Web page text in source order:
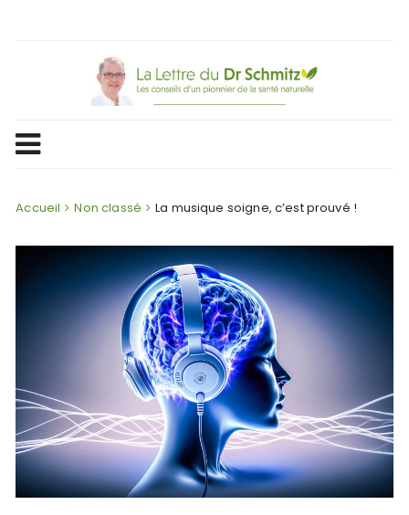
Accueil Non classé La musique soigne, c’est prouvé !